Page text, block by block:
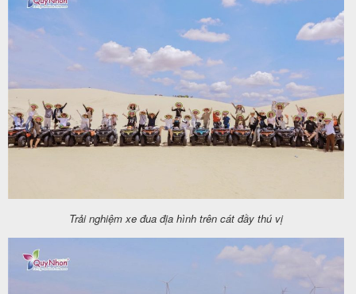
Trải nghiệm xe đua địa hình trên cát đầy thú vị